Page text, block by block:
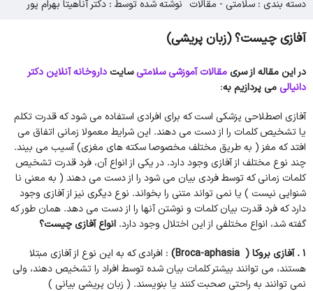
دسته بندی : سلامتی - مقالات نوشته شده توسط : دکتر آناهیتا بهرام پور
آفازی چیست؟ (زبان پریشی)
در این مقاله از سری مقالات آموزشیسلامتیسایتداروخانه آنلاین دکتر
دانیالیمی پردازیم به:
آفازی اصطلاحی پزشکی است که برای افرادی استفاده می شود که قدرت تکلم
یا تشخیص کلمات را از دست می دهند. این شرایط معمولا زمانی اتفاق می
افتد که مغز ( به طریق مختلف مخصوصا سکته های مغزی) آسیب می بیند.
چند نوع مختلف از آفازی وجود دارد. در یکی از انواع آن، فرد قدرت تشخیص
کلمات زمانی که توسط فردی بیان می شود را از دست می دهند ( به معنی نا
شنوایی نیست ) یا نمی تواند متنی را بخواند. نوع دیگری نیز از آفازی وجود
دارد که فرد قدرت بیان کلمات و نوشتن آنها را از دست می دهد. همان طور که
گفته شد، انواع مختلفی از این اختلال وجود دارد. انواع آفازی چیست؟
1 . آفازی بروکا ( Broca-aphasia)
: افرادی که به این نوع از آفازی مبتلا
هستند، می توانند بیشتر کلمات بیان شده توسط افراد را تشخیص دهند، ولی
نمی توانند به راحتی صحبت کنند یا بنویسند. ( زبان پریشی بیانی )